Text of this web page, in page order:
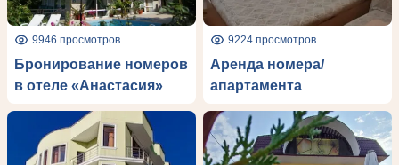
9946 просмотров
Бронирование номеров
в отеле «Анастасия»
9224 просмотров
Аренда номера/
апартамента